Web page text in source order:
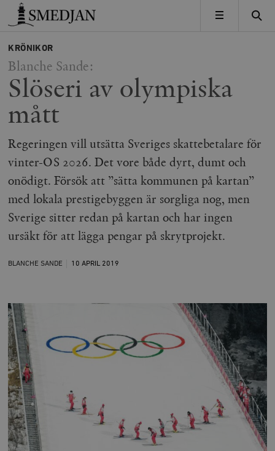
Timbro
MENY
KRÖNIKOR
Blanche Sande:
Slöseri av olympiska
mått
Regeringen vill utsätta Sveriges skattebetalare för
vinter-OS 2026. Det vore både dyrt, dumt och
onödigt. Försök att ”sätta kommunen på kartan”
med lokala prestigebyggen är sorgliga nog, men
Sverige sitter redan på kartan och har ingen
ursäkt för att lägga pengar på skrytprojekt.
BLANCHE SANDE 10 APRIL 2019